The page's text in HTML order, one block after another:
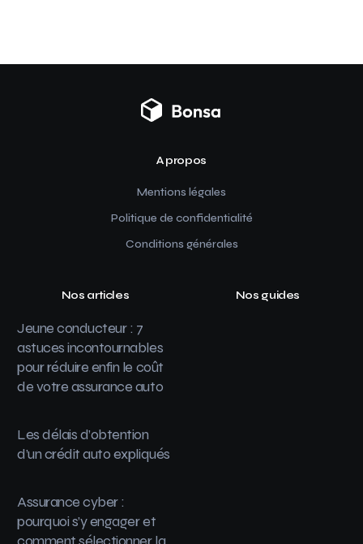
A propos
Mentions légales
Politique de confidentialité
Conditions générales
Nos articles
Jeune conducteur : 7
astuces incontournables
pour réduire enfin le coût
de votre assurance auto
Les délais d’obtention
d’un crédit auto expliqués
Assurance cyber :
pourquoi s’y engager et
Nos guides